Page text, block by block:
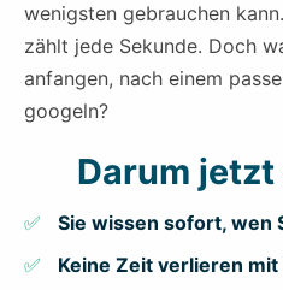
wenigsten gebrauchen
zählt jede Sekunde. Doch
anfangen, nach einem
googeln?
Darum
Sie wissen sofort, wen
Keine Zeit verlieren